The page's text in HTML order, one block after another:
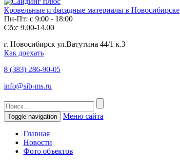
Кровельные и фасадные материалы в Новосибирске
Пн-Пт: с 9:00 - 18:00
Сб:с 9.00-14.00
г. Новосибирск ул.Ватутина 44/1 к.3
Как доехать
8 (383) 286-90-05
info@sib-ms.ru
Toggle navigation Меню сайта
Главная
Новости
Фото объектов